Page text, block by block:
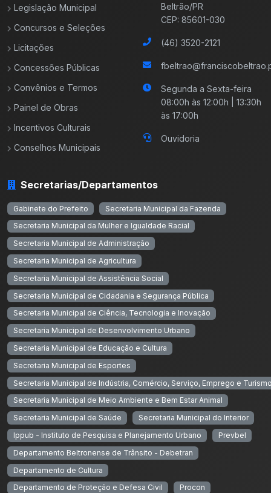
Legislação Municipal
Concursos e Seleções
Licitações
Concessões Públicas
Convênios e Termos
Painel de Obras
Incentivos Culturais
Conselhos Municipais
Beltrão/PR
CEP: 85601-030
(46) 3520-2121
Segunda a Sexta-feira
08:00h às 12:00h | 13:30h
às 17:00h
Ouvidoria
Secretarias/Departamentos
Gabinete do Prefeito
Secretaria Municipal da Fazenda
Secretaria Municipal da Mulher e Igualdade Racial
Secretaria Municipal de Administração
Secretaria Municipal de Agricultura
Secretaria Municipal de Assistência Social
Secretaria Municipal de Cidadania e Segurança Pública
Secretaria Municipal de Ciência, Tecnologia e Inovação
Secretaria Municipal de Desenvolvimento Urbano
Secretaria Municipal de Educação e Cultura
Secretaria Municipal de Esportes
Secretaria Municipal de Indústria, Comércio, Serviço, Emprego e
Secretaria Municipal de Meio Ambiente e Bem Estar Animal
Secretaria Municipal de Saúde
Secretaria Municipal do Interior
Ippub - Instituto de Pesquisa e Planejamento Urbano
Prevbel
Departamento Beltronense de Trânsito - Debetran
Departamento de Cultura
Departamento de Proteção e Defesa Civil
Procon